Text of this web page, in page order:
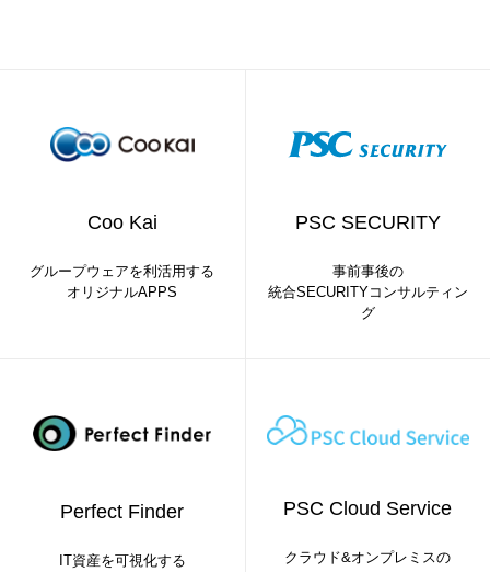
Coo Kai
グループウェアを利活用する
オリジナルAPPS
PSC SECURITY
事前事後の
統合SECURITYコンサルティン
グ
Perfect Finder
IT資産を可視化する
PSC Cloud Service
クラウド&オンプレミスの